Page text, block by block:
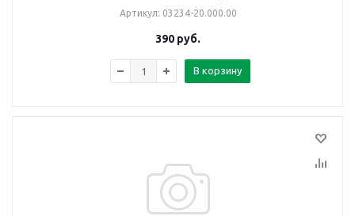
Артикул: 03234-20.000.00
390 руб.
В корзину